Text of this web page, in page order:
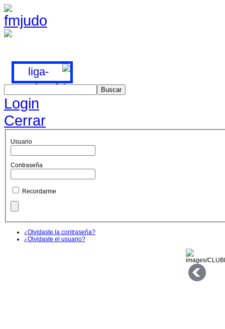
Login
Cerrar
Usuario
Contraseña
Recordarme
¿Olvidaste la contraseña?
¿Olvidaste el usuario?